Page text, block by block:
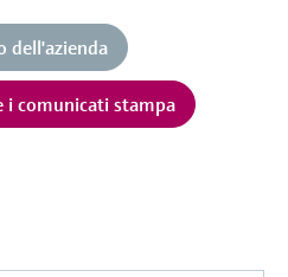
dell'azienda
i comunicati stampa